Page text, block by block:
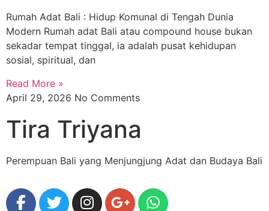
Rumah Adat Bali : Hidup Komunal di Tengah Dunia
Modern Rumah adat Bali atau compound house bukan
sekadar tempat tinggal, ia adalah pusat kehidupan
sosial, spiritual, dan
Read More »
April 29, 2026 No Comments
Tira Triyana
Perempuan Bali yang Menjungjung Adat dan Budaya Bali